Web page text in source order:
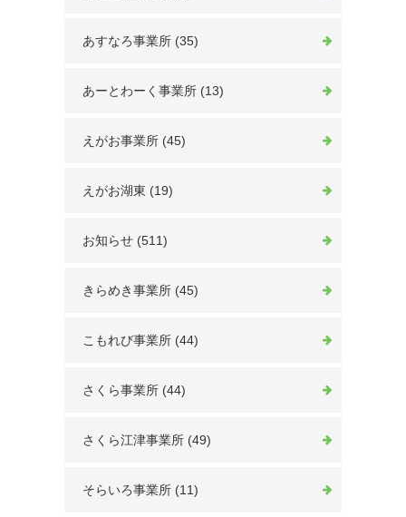
あすなろ事業所 (35)
あーとわーく事業所 (13)
えがお事業所 (45)
えがお湖東 (19)
お知らせ (511)
きらめき事業所 (45)
こもれび事業所 (44)
さくら事業所 (44)
さくら江津事業所 (49)
そらいろ事業所 (11)